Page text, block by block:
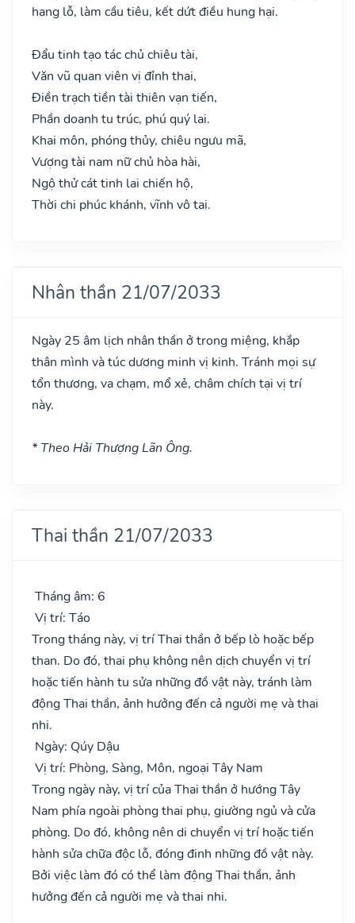
hang lỗ, làm cầu tiêu, kết dứt điều hung hại.
Đẩu tinh tạo tác chủ chiêu tài,
Văn vũ quan viên vị đỉnh thai,
Điền trạch tiền tài thiên vạn tiến,
Phần doanh tu trúc, phú quý lai.
Khai môn, phóng thủy, chiêu ngưu mã,
Vượng tài nam nữ chủ hòa hài,
Ngộ thử cát tinh lai chiến hộ,
Thời chi phúc khánh, vĩnh vô tai.
Nhân thần 21/07/2033
Ngày 25 âm lịch nhân thần ở trong miệng, khắp
thân mình và túc dương minh vị kinh. Tránh mọi sự
tổn thương, va chạm, mổ xẻ, châm chích tại vị trí
này.
* Theo Hải Thượng Lãn Ông.
Thai thần 21/07/2033
Tháng âm: 6
Vị trí: Táo
Trong tháng này, vị trí Thai thần ở bếp lò hoặc bếp
than. Do đó, thai phụ không nên dịch chuyển vị trí
hoặc tiến hành tu sửa những đồ vật này, tránh làm
động Thai thần, ảnh hưởng đến cả người mẹ và thai
nhi.
Ngày: Qúy Dậu
Vị trí: Phòng, Sàng, Môn, ngoại Tây Nam
Trong ngày này, vị trí của Thai thần ở hướng Tây
Nam phía ngoài phòng thai phụ, giường ngủ và cửa
phòng. Do đó, không nên di chuyển vị trí hoặc tiến
hành sửa chữa độc lỗ, đóng đinh những đồ vật này.
Bởi việc làm đó có thể làm động Thai thần, ảnh
hưởng đến cả người mẹ và thai nhi.